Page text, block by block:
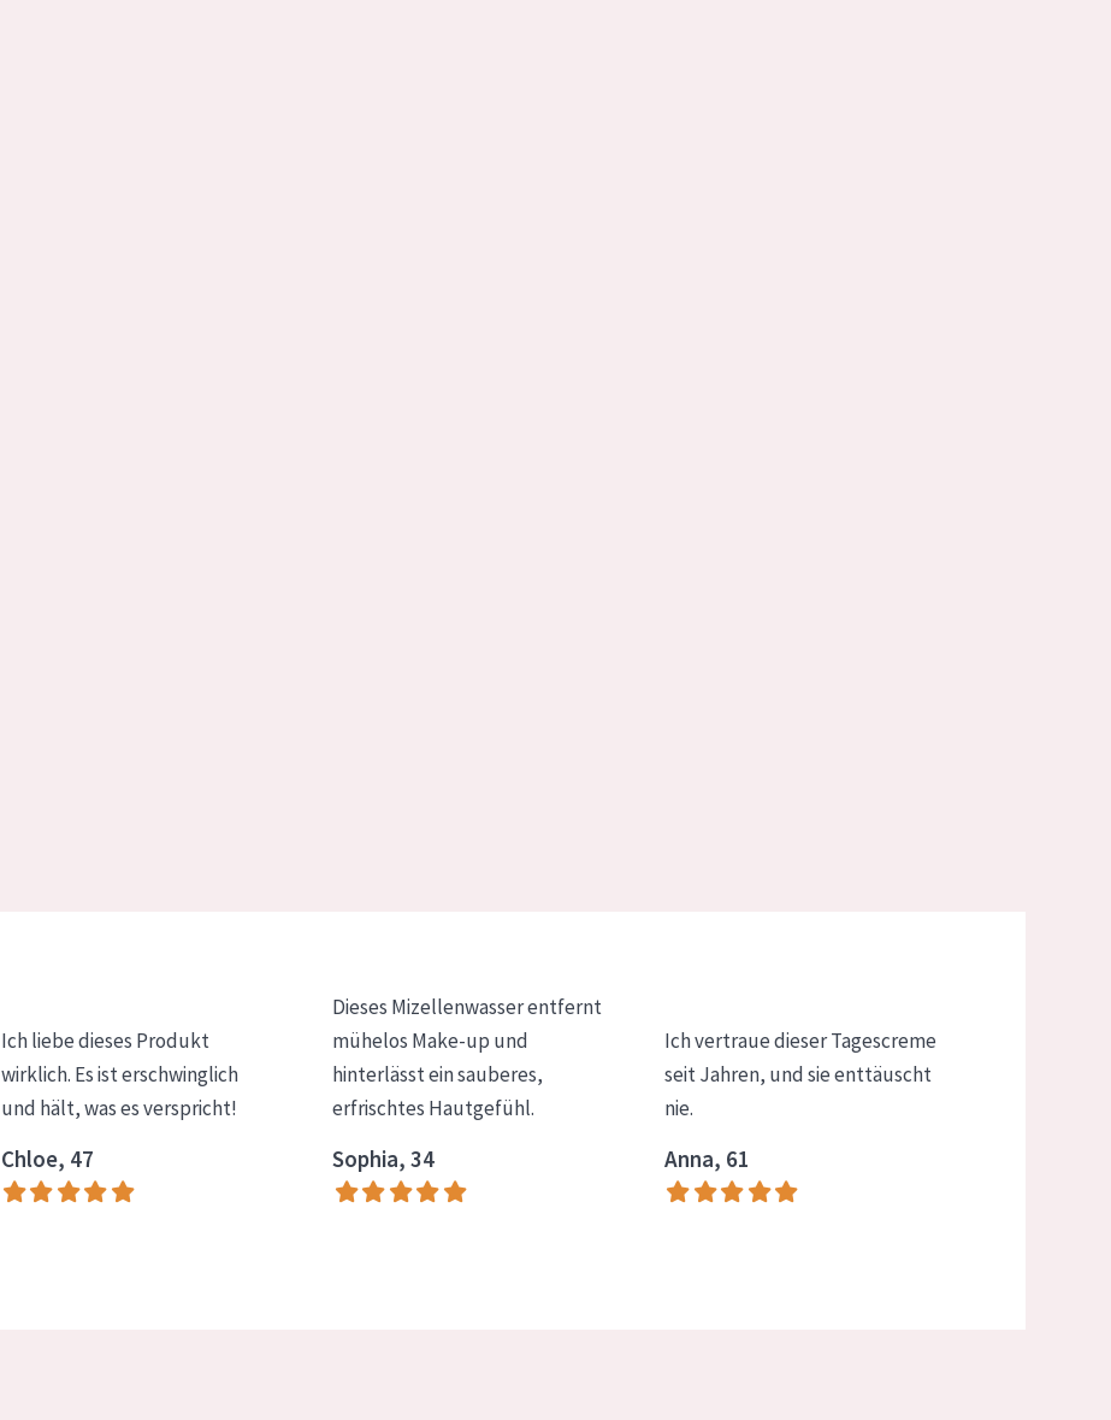
Ich liebe dieses Produkt
wirklich. Es ist erschwinglich
und hält, was es verspricht!
Chloe, 47
Dieses Mizellenwasser entfernt
mühelos Make-up und
hinterlässt ein sauberes,
erfrischtes Hautgefühl.
Sophia, 34
Ich vertraue dieser Tagescreme
seit Jahren, und sie enttäuscht
nie.
Anna, 61